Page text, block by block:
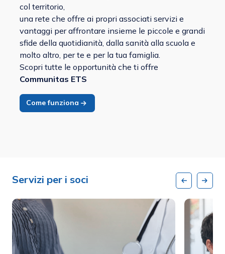
col territorio,
una rete che offre ai propri associati servizi e
vantaggi per affrontare insieme le piccole e grandi
sfide della quotidianità, dalla sanità alla scuola e
molto altro, per te e per la tua famiglia.
Scopri tutte le opportunità che ti offre
Communitas ETS
Come funziona
Servizi per i soci